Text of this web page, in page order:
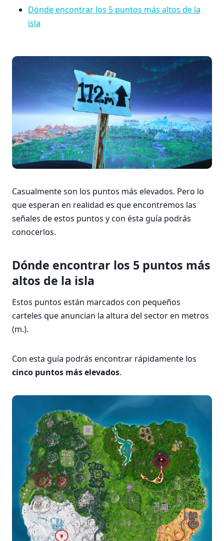
Dónde encontrar los 5 puntos más altos de la
isla
Casualmente son los puntos más elevados. Pero lo
que esperan en realidad es que encontremos las
señales de estos puntos y con ésta guía podrás
conocerlos.
Dónde encontrar los 5 puntos más
altos de la isla
Estos puntos están marcados con pequeños
carteles que anuncian la altura del sector en metros
(m.).
Con esta guía podrás encontrar rápidamente los
cinco puntos más elevados.